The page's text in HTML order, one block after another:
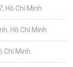
Hồ Chí Minh
Hồ Chí Minh
Chí Minh